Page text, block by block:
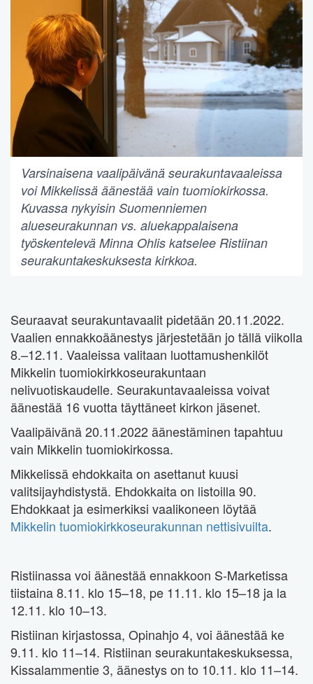
Varsinaisena vaalipäivänä seurakuntavaaleissa
voi Mikkelissä äänestää vain tuomiokirkossa.
Kuvassa nykyisin Suomenniemen
alueseurakunnan vs. aluekappalaisena
työskentelevä Minna Ohlis katselee Ristiinan
seurakuntakeskuksesta kirkkoa.
Seuraavat seurakuntavaalit pidetään 20.11.2022.
Vaalien ennakkoäänestys järjestetään jo tällä viikolla
8.–12.11. Vaaleissa valitaan luottamushenkilöt
Mikkelin tuomiokirkkoseurakuntaan
nelivuotiskaudelle. Seurakuntavaaleissa voivat
äänestää 16 vuotta täyttäneet kirkon jäsenet.
Vaalipäivänä 20.11.2022 äänestäminen tapahtuu
vain Mikkelin tuomiokirkossa.
Mikkelissä ehdokkaita on asettanut kuusi
valitsijayhdistystä. Ehdokkaita on listoilla 90.
Ehdokkaat ja esimerkiksi vaalikoneen löytää
Mikkelin tuomiokirkkoseurakunnan nettisivuilta.
Ristiinassa voi äänestää ennakkoon S-Marketissa
tiistaina 8.11. klo 15–18, pe 11.11. klo 15–18 ja la
12.11. klo 10–13.
Ristiinan kirjastossa, Opinahjo 4, voi äänestää ke
9.11. klo 11–14. Ristiinan seurakuntakeskuksessa,
Kissalammentie 3, äänestys on to 10.11. klo 11–14.